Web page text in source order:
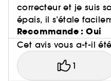
correcteur et je suis
épais, il s’étale
Recommande : Oui
Cet avis vous a-t-il
1